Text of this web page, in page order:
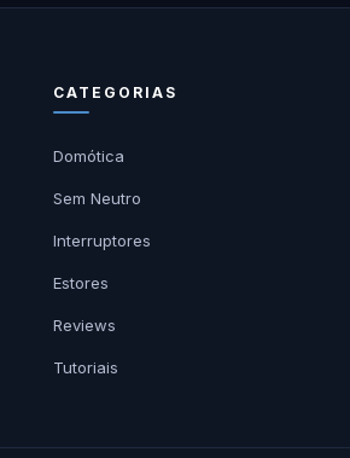
CATEGORIAS
Domótica
Sem Neutro
Interruptores
Estores
Reviews
Tutoriais